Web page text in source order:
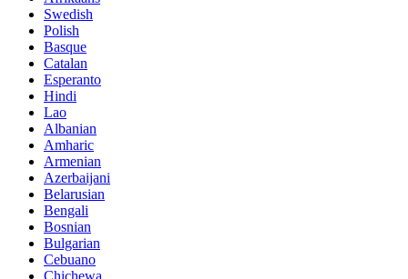
Swedish
Polish
Basque
Catalan
Esperanto
Hindi
Lao
Albanian
Amharic
Armenian
Azerbaijani
Belarusian
Bengali
Bosnian
Bulgarian
Cebuano